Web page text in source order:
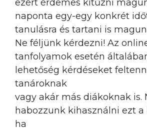
ezért érdemes kitűzni
naponta egy-egy konkrét
tanulásra és tartani is
Ne féljünk kérdezni! Az
tanfolyamok esetén
lehetőség kérdéseket
tanároknak
vagy akár más diákoknak is.
habozzunk kihasználni ezt a
ha